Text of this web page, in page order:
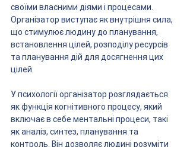
своїми власними діями і процесами.
Організатор виступає як внутрішня сила,
що стимулює людину до планування,
встановлення цілей, розподілу ресурсів
та планування дій для досягнення цих
цілей.
У психології організатор розглядається
як функція когнітивного процесу, який
включає в себе ментальні процеси, такі
як аналіз, синтез, планування та
контроль. Він дозволяє людині розуміти